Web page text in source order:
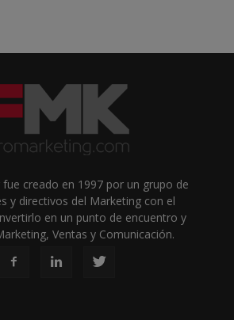
creado en 1997 por un grupo de
y directivos del Marketing con el
en un punto de encuentro y
Ventas y Comunicación.